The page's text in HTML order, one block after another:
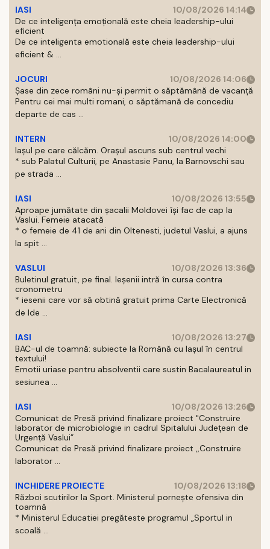
IASI
10/08/2026 14:14
De ce inteligența emoțională este cheia leadership-ului
eficient
De ce inteligenta emotională este cheia leadership-ului
eficient & ...
JOCURI
10/08/2026 14:06
Șase din zece români nu-și permit o săptămână de vacanță
Pentru cei mai multi romani, o săptămană de concediu
departe de cas ...
INTERN
10/08/2026 14:00
Iașul pe care călcăm. Orașul ascuns sub centrul vechi
* sub Palatul Culturii, pe Anastasie Panu, la Barnovschi sau
pe strada ...
IASI
10/08/2026 13:55
Aproape jumătate din șacalii Moldovei își fac de cap la
Vaslui. Femeie atacată
* o femeie de 41 de ani din Oltenesti, judetul Vaslui, a ajuns
la spit ...
VASLUI
10/08/2026 13:36
Buletinul gratuit, pe final. Ieșenii intră în cursa contra
cronometru
* iesenii care vor să obtină gratuit prima Carte Electronică
de Ide ...
IASI
10/08/2026 13:27
BAC-ul de toamnă: subiecte la Română cu Iașul în centrul
textului!
Emotii uriase pentru absolventii care sustin Bacalaureatul in
sesiunea ...
IASI
10/08/2026 13:26
Comunicat de Presă privind finalizare proiect "Construire
laborator de microbiologie in cadrul Spitalului Județean de
Urgență Vaslui”
Comunicat de Presă privind finalizare proiect ,,Construire
laborator ...
INCHIDERE PROIECTE
10/08/2026 13:18
Război scutirilor la Sport. Ministerul pornește ofensiva din
toamnă
* Ministerul Educatiei pregăteste programul „Sportul in
scoală ...